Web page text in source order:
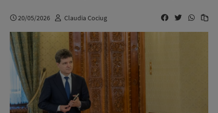
20/05/2026 Claudia Cociug